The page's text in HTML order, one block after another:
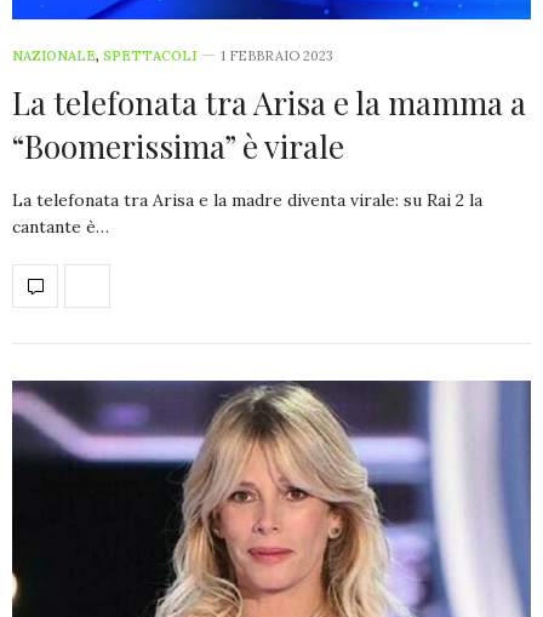
NAZIONALE, SPETTACOLI 1 FEBBRAIO 2023
La telefonata tra Arisa e la mamma a
“Boomerissima” è virale
La telefonata tra Arisa e la madre diventa virale: su Rai 2 la
cantante è…